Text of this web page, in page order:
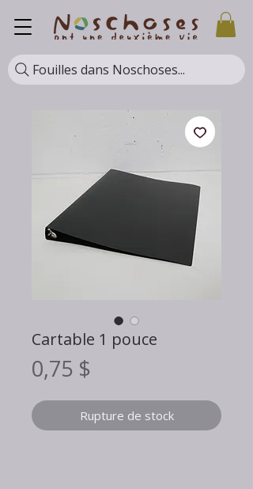
Fouilles dans Noschoses...
Cartable 1 pouce
0,75 $
Rupture de stock